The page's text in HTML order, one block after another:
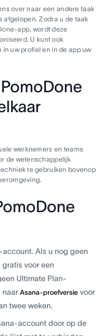
over naar een andere taak
afgelopen. Zodra u de taak
app, wordt deze
U kunt ook
uw profiel en in de app uw
werknemers en teams
de wetenschappelijk
te gebruiken bovenop
-account. Als u nog geen
voor een
Ultimate Plan-
naar Asana-proefversie voor
twee weken.
account door op de